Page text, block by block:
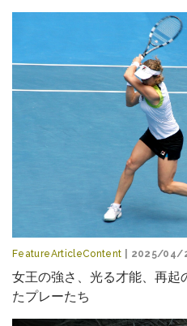
FeatureArticleContent | 2025/04/
女王の強さ、光る才能、再
たプレーたち